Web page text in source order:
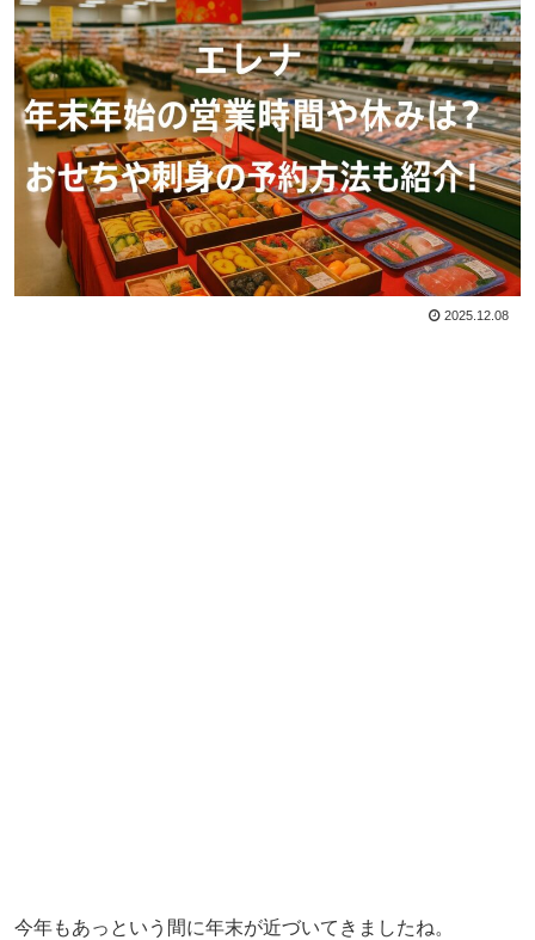
2025.12.08
今年もあっという間に年末が近づいてきましたね。